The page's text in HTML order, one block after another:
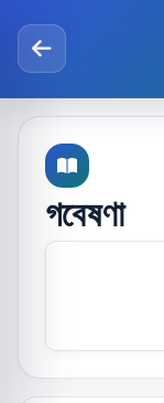
গবেষণা